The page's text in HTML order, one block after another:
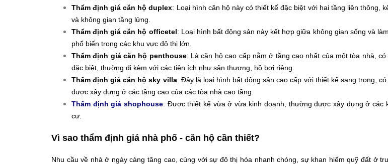
Thẩm định giá căn hộ duplex: Loại hình căn hộ này có thiết kế đặc biệt với hai tầng liên thông,
và không gian tầng lửng.
Thẩm định giá căn hộ officetel: Loại hình bất động sản này kết hợp giữa không gian sống và
phổ biến trong các khu vực đô thị lớn.
Thẩm định giá căn hộ penthouse: Là căn hộ cao cấp nằm ở tầng cao nhất của một tòa nhà,
đặc biệt, thường đi kèm với các tiện ích như sân thượng, hồ bơi riêng.
Thẩm định giá căn hộ sky villa: Đây là loại hình bất động sản cao cấp với thiết kế sang trọng,
được xây dựng ở các tầng cao của các tòa nhà cao tầng.
Thẩm định giá shophouse: Được thiết kế vừa ở vừa kinh doanh, thường được xây dựng ở các
cư.
Vì sao thẩm định giá nhà phố - căn hộ cần thiết?
Nhu cầu về nhà ở ngày càng tăng cao, cùng với sự đô thị hóa nhanh chóng, sự khan hiếm quỹ đất ở